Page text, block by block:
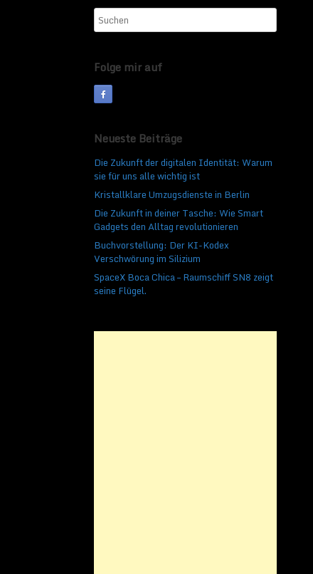
Die United
aus einer
abzuschließen.
Hand gesammelt.
auch moderne
diesen Methoden
künstliche
Folge mir auf
Neueste Beiträge
Die Zukunft der digitalen Identität: Warum
sie für uns alle wichtig ist
Kristallklare Umzugsdienste in Berlin
Die Zukunft in deiner Tasche: Wie Smart
Gadgets den Alltag revolutionieren
Buchvorstellung: Der KI-Kodex
Verschwörung im Silizium
SpaceX Boca Chica – Raumschiff SN8 zeigt
seine Flügel.